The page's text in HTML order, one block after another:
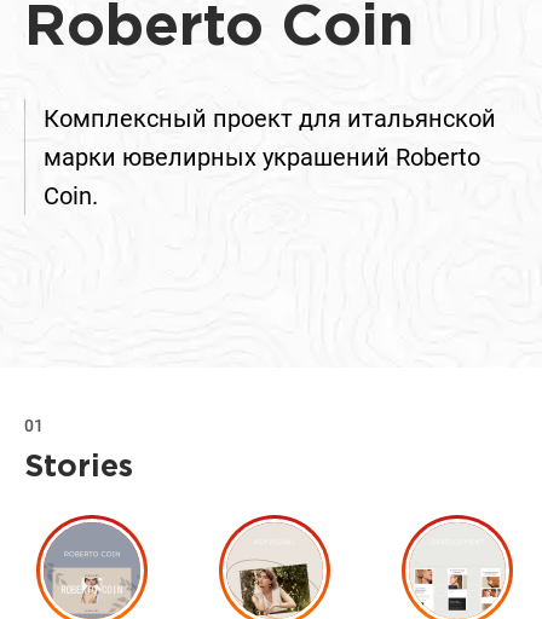
Roberto Coin
Комплексный проект для итальянской
марки ювелирных украшений Roberto
Coin.
01
Stories